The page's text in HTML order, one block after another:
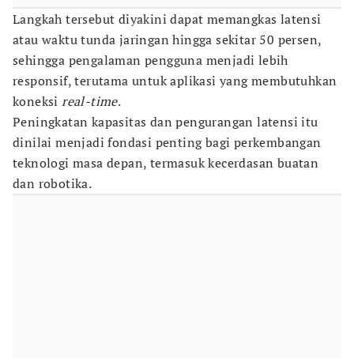
Langkah tersebut diyakini dapat memangkas latensi
atau waktu tunda jaringan hingga sekitar 50 persen,
sehingga pengalaman pengguna menjadi lebih
responsif, terutama untuk aplikasi yang membutuhkan
koneksireal-time.
Peningkatan kapasitas dan pengurangan latensi itu
dinilai menjadi fondasi penting bagi perkembangan
teknologi masa depan, termasuk kecerdasan buatan
dan robotika.